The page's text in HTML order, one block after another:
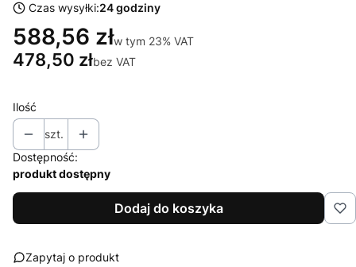
Czas wysyłki:24 godziny
588,56 złw tym 23% VAT
w tym 23% VAT
478,50 złbez VAT
Ilość
szt.
Dostępność:
produkt dostępny
Dodaj do koszyka
Zapytaj o produkt